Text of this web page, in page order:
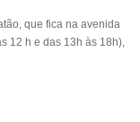
que fica na avenida
12 h e das 13h às 18h),